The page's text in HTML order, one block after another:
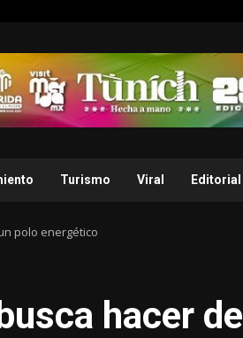
Turismo Viral Editorial
polo energético
hacer de